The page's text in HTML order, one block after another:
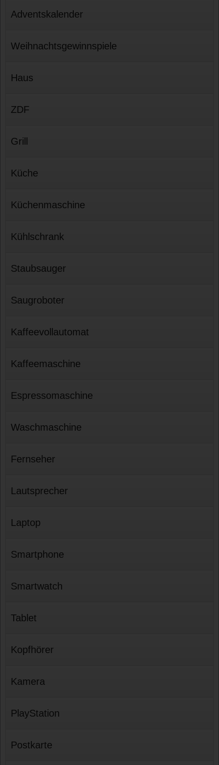
Adventskalender
Weihnachtsgewinnspiele
Haus
ZDF
Grill
Küche
Küchenmaschine
Kühlschrank
Staubsauger
Saugroboter
Kaffeevollautomat
Kaffeemaschine
Espressomaschine
Waschmaschine
Fernseher
Lautsprecher
Laptop
Smartphone
Smartwatch
Tablet
Kopfhörer
Kamera
PlayStation
Postkarte